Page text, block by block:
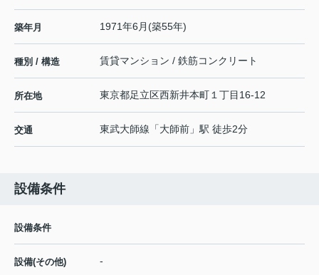
築年月 1971年6月(築55年)
種別 / 構造 賃貸マンション / 鉄筋コンクリート
所在地 東京都足立区西新井本町１丁目16-12
交通 東武大師線 「大師前 」駅 徒歩2分
設備条件
設備条件
設備(その他) -